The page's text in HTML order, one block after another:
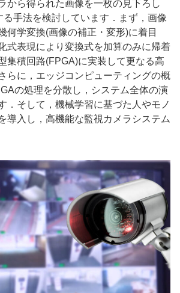
から得られた画像を一枚の見下ろし
る手法を検討しています．まず，画像
何学変換(画像の補正・変形)に着目
式表現により変換式を加算のみに帰着
集積回路(FPGA)に実装して更なる高
らに，エッジコンピューティングの概
の処理を分散し，システム全体の演
．そして，機械学習に基づた人やモノ
導入し，高機能な監視カメラシステム